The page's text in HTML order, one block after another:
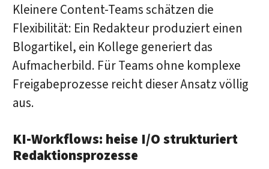
Kleinere Content-Teams schätzen die
Flexibilität: Ein Redakteur produziert einen
Blogartikel, ein Kollege generiert das
Aufmacherbild. Für Teams ohne komplexe
Freigabeprozesse reicht dieser Ansatz völlig
aus.
KI-Workflows: heise I/O strukturiert
Redaktionsprozesse